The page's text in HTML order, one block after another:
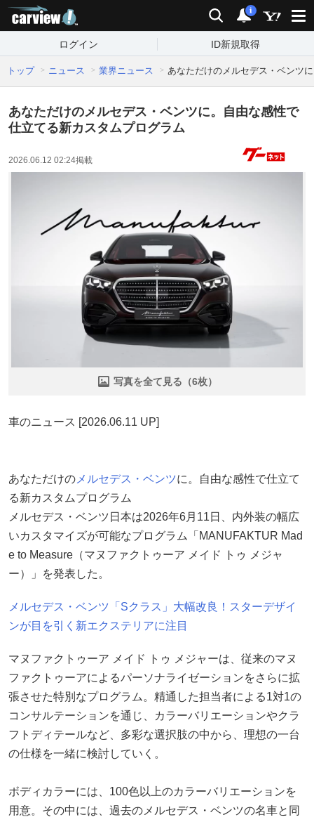
検索 通知
i
ログイン ID新規取得
トップ ニュース 業界ニュース あなただけのメルセデス・ベンツ
あなただけのメルセデス・ベンツに。自由な感性で
仕立てる新カスタムプログラム
2026.06.12 02:24掲載
写真を全て見る（6枚）
車のニュース [2026.06.11 UP]
あなただけの メルセデス・ベンツに。自由な感性で仕立て
る新カスタムプログラム
メルセデス・ベンツ日本は2026年6月11日、内外装の幅広
いカスタマイズが可能なプログラム「MANUFAKTUR Mad
e to Measure（マヌファクトゥーア メイド トゥ メジャ
ー）」を発表した。
メルセデス・ベンツ「Sクラス」大幅改良！スターデザイ
ンが目を引く新エクステリアに注目
マヌファクトゥーア メイド トゥ メジャーは、従来のマヌ
ファクトゥーアによるパーソナライゼーションをさらに拡
張させた特別なプログラム。精通した担当者による1対1の
コンサルテーションを通じ、カラーバリエーションやクラ
フトディテールなど、多彩な選択肢の中から、理想の一台
の仕様を一緒に検討していく。
ボディカラーには、100色以上のカラーバリエーションを
用意。その中には、過去のメルセデス・ベンツの名車と同